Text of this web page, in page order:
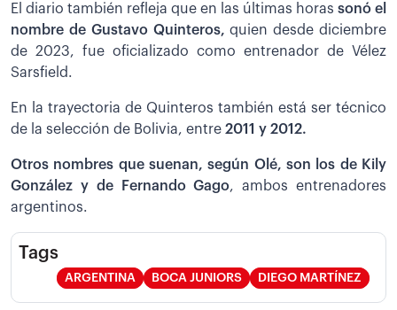
El diario también refleja que en las últimas horas sonó el
nombre de Gustavo Quinteros,quien desde diciembre
de 2023, fue oficializado como entrenador de Vélez
Sarsfield.
En la trayectoria de Quinteros también está ser técnico
de la selección de Bolivia, entre 2011 y 2012.
Otros nombres que suenan, según Olé, son los de Kily
González y de Fernando Gago, ambos entrenadores
argentinos.
Tags
ARGENTINA BOCA JUNIORS DIEGO MARTÍNEZ